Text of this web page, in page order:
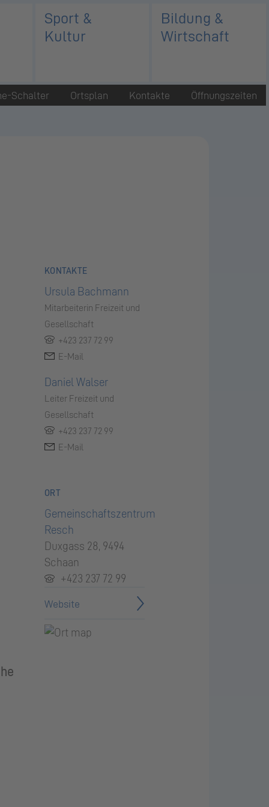
Sport &
Kultur
Bildung &
Wirtschaft
Schalter Ortsplan Kontakte Öffnungszeiten
KONTAKTE
Ursula Bachmann
Mitarbeiterin Freizeit und
Gesellschaft
+423 237 72 99
E-Mail
Daniel Walser
Leiter Freizeit und
Gesellschaft
+423 237 72 99
E-Mail
ORT
Gemeinschaftszentrum
Resch
Duxgass 28, 9494
Schaan
+423 237 72 99
Website